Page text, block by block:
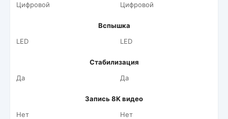
Цифровой
Цифровой
Вспышка
LED
LED
Стабилизация
Да
Да
Запись 8K видео
Нет
Нет